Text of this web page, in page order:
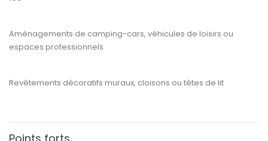
Aménagements de camping-cars, véhicules de loisirs ou
espaces professionnels
Revêtements décoratifs muraux, cloisons ou têtes de lit